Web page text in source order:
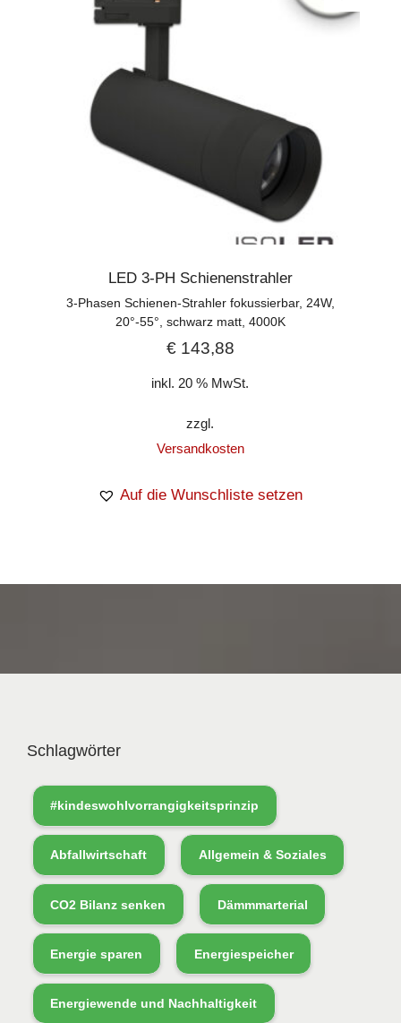
LED 3-PH Schienenstrahler
3-Phasen Schienen-Strahler fokussierbar, 24W,
20°-55°, schwarz matt, 4000K
€143,88
inkl. 20 % MwSt.
zzgl.
Versandkosten
Auf die Wunschliste setzen
Schlagwörter
#kindeswohlvorrangigkeitsprinzip
Abfallwirtschaft Allgemein & Soziales
CO2 Bilanz senken Dämmmarterial
Energie sparen Energiespeicher
Energiewende und Nachhaltigkeit